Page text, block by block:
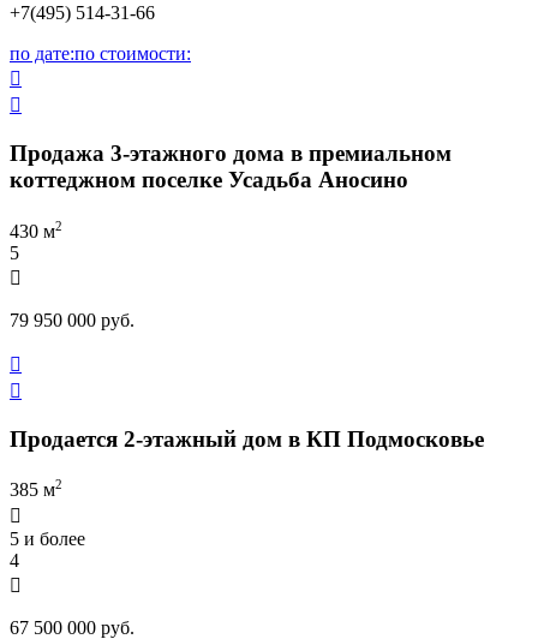
+7(495) 514-31-66
по дате:по стоимости:


Продажа 3-этажного дома в премиальном
коттеджном поселке Усадьба Аносино
430 м2
5

79 950 000 руб.


Продается 2-этажный дом в КП Подмосковье
385 м2

5 и более
4

67 500 000 руб.